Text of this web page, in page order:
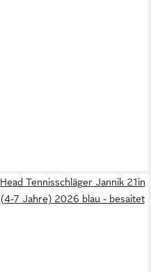
Head Tennisschläger Jannik 21in
(4-7 Jahre) 2026 blau - besaitet